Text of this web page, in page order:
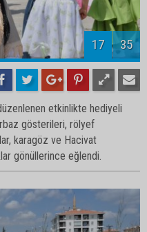
19 35
etkinlikte hediyeli
gösterileri, rölyef
karagöz ve Hacivat
gönüllerince eğlendi.